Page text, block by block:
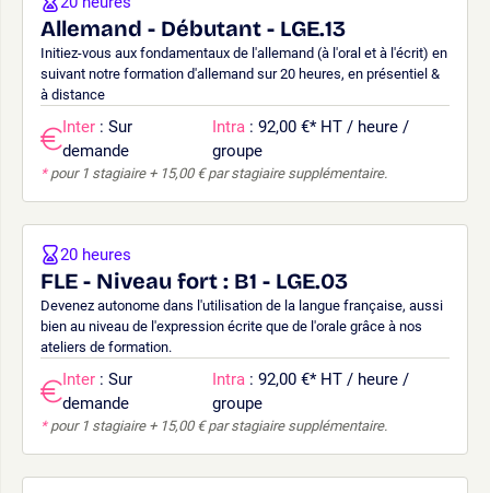
Allemand - Débutant - LGE.13
Initiez-vous aux fondamentaux de l'allemand (à l'oral et à l'écrit) en
suivant notre formation d'allemand sur 20 heures, en présentiel &
à distance
Inter : Sur
demande
Intra : 92,00 €*HT / heure /
groupe
*pour 1 stagiaire + 15,00 € par stagiaire supplémentaire.
FLE - Niveau fort : B1 - LGE.03
Devenez autonome dans l'utilisation de la langue française, aussi
bien au niveau de l'expression écrite que de l'orale grâce à nos
ateliers de formation.
20 heures
Inter : Sur
demande
Intra : 92,00 €*HT / heure /
groupe
*pour 1 stagiaire + 15,00 € par stagiaire supplémentaire.